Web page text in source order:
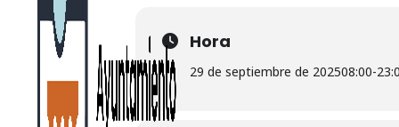
Hora
29 de septiembre de 202508:00-